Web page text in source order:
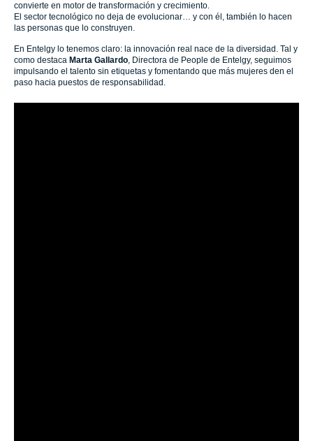
convierte en motor de transformación y crecimiento.
El sector tecnológico no deja de evolucionar… y con él, también lo hacen
las personas que lo construyen.
En Entelgy lo tenemos claro: la innovación real nace de la diversidad. Tal y
como destaca Marta Gallardo , Directora de People de Entelgy, seguimos
impulsando el talento sin etiquetas y fomentando que más mujeres den el
paso hacia puestos de responsabilidad.